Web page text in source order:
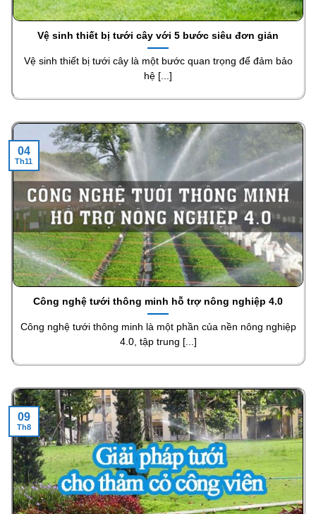
Vệ sinh thiết bị tưới cây với 5 bước siêu đơn giản
Vệ sinh thiết bị tưới cây là một bước quan trọng để đảm bảo
hệ [...]
Công nghệ tưới thông minh hỗ trợ nông nghiệp 4.0
Công nghệ tưới thông minh là một phần của nền nông nghiệp
4.0, tập trung [...]
04
Th11
09
Th8